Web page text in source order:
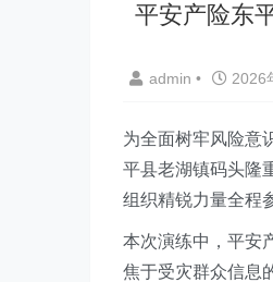
平安产险东
admin • 2026
为全面树牢风险意
平县老湖镇码头隆
组织精锐力量全程
本次演练中，平安
焦于受灾群众信息